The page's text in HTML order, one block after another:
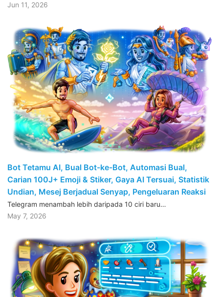
Jun 11, 2026
Bot Tetamu AI, Bual Bot-ke-Bot, Automasi Bual,
Carian 100J+ Emoji & Stiker, Gaya AI Tersuai, Statistik
Undian, Mesej Berjadual Senyap, Pengeluaran Reaksi
Telegram menambah lebih daripada 10 ciri baru…
May 7, 2026